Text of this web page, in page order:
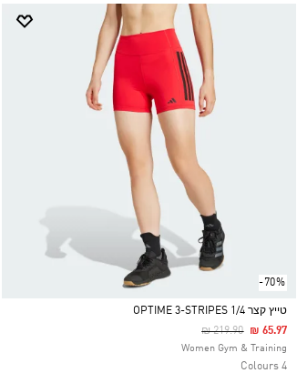
-70%
Selected
טייץ קצר OPTIME 3-STRIPES 1/4
Price Reduced From
₪ 219.90To₪ 65.97
Women Gym & Training
4 Colours